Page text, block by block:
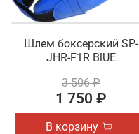
Шлем боксерский SP-
JHR-F1R BlUE
3 506 ₽
1 750 ₽
В корзину